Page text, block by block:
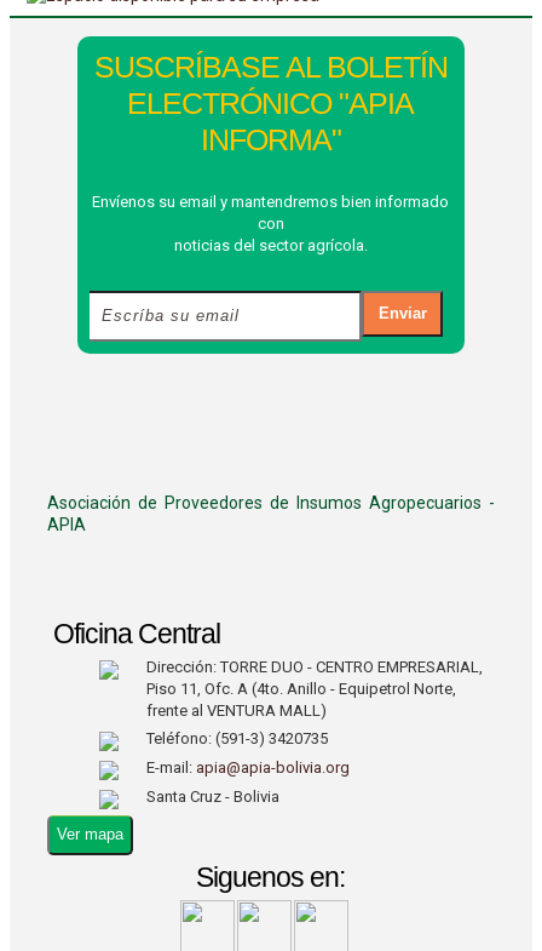
SUSCRÍBASE AL BOLETÍN
ELECTRÓNICO "APIA
INFORMA"
Envíenos su email y mantendremos bien informado
con
noticias del sector agrícola.
Asociación de Proveedores de Insumos Agropecuarios -
APIA
Oficina Central
Dirección: TORRE DUO - CENTRO EMPRESARIAL,
Piso 11, Ofc. A (4to. Anillo - Equipetrol Norte,
frente al VENTURA MALL)
Teléfono: (591-3) 3420735
E-mail: apia@apia-bolivia.org
Santa Cruz - Bolivia
Siguenos en: